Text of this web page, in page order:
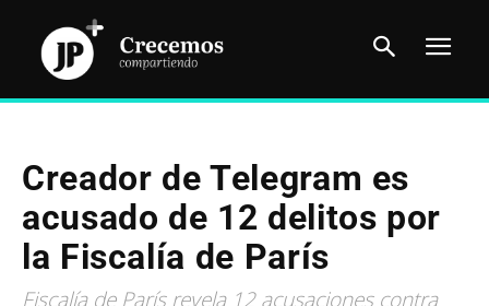
Creador de Telegram es
acusado de 12 delitos por
la Fiscalía de París
Fiscalía de París revela 12 acusaciones contra